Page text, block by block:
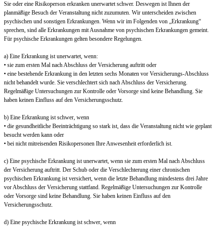
Sie oder eine Risikoperson erkranken unerwartet schwer. Deswegen ist Ihnen der
planmäßige Besuch der Veranstaltung nicht zuzumuten. Wir unterscheiden zwischen
psychischen und sonstigen Erkrankungen. Wenn wir im Folgenden von „Erkrankung“
sprechen, sind alle Erkrankungen mit Ausnahme von psychischen Erkrankungen gemeint.
Für psychische Erkrankungen gelten besondere Regelungen.
a) Eine Erkrankung ist unerwartet, wenn:
• sie zum ersten Mal nach Abschluss der Versicherung auftritt oder
• eine bestehende Erkrankung in den letzten sechs Monaten vor Versicherungs-Abschluss
nicht behandelt wurde. Sie verschlechtert sich nach Abschluss der Versicherung.
Regelmäßige Untersuchungen zur Kontrolle oder Vorsorge sind keine Behandlung. Sie
haben keinen Einfluss auf den Versicherungsschutz.
b) Eine Erkrankung ist schwer, wenn
• die gesundheitliche Beeinträchtigung so stark ist, dass die Veranstaltung nicht wie geplant
besucht werden kann oder
• bei nicht mitreisenden Risikopersonen Ihre Anwesenheit erforderlich ist.
c) Eine psychische Erkrankung ist unerwartet, wenn sie zum ersten Mal nach Abschluss
der Versicherung auftritt. Der Schub oder die Verschlechterung einer chronischen
psychischen Erkrankung ist versichert, wenn die letzte Behandlung mindestens drei Jahre
vor Abschluss der Versicherung stattfand. Regelmäßige Untersuchungen zur Kontrolle
oder Vorsorge sind keine Behandlung. Sie haben keinen Einfluss auf den
Versicherungsschutz.
d) Eine psychische Erkrankung ist schwer, wenn